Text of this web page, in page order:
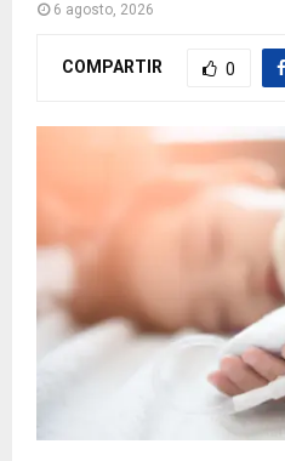
6 agosto, 2026
COMPARTIR 0